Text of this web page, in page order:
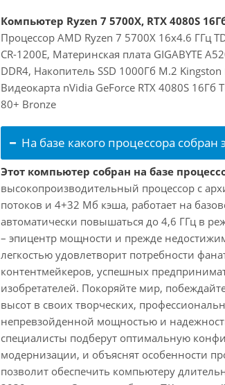
Компьютер Ryzen 7 5700X, RTX 4080S
Процессор AMD Ryzen 7 5700X 16x4.6 ГГц
CR-1200E, Материнская плата GIGABYTE
DDR4, Накопитель SSD 1000Гб M.2 Kingston
Видеокарта nVidia GeForce RTX 4080S
80+ Bronze
На базе какого процессора собран
Этот компьютер собран на базе
высокопроизводительный процессор с
потоков и 4+32 Мб кэша, работает на
автоматически повышаться до 4,6 ГГц в
– эпицентр мощности и прежде
легкостью удовлетворит потребности
контентмейкеров, успешных
изобретателей. Покоряйте мир,
высот в своих творческих,
непревзойденной мощностью и
специалисты подберут оптимальную
модернизации, и объяснят особенности
позволит обеспечить компьютеру